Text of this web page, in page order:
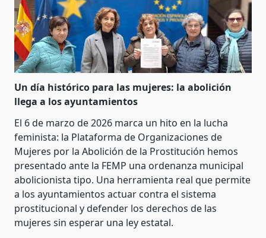
Un día histórico para las mujeres: la abolición
llega a los ayuntamientos
El 6 de marzo de 2026 marca un hito en la lucha
feminista: la Plataforma de Organizaciones de
Mujeres por la Abolición de la Prostitución hemos
presentado ante la FEMP una ordenanza municipal
abolicionista tipo. Una herramienta real que permite
a los ayuntamientos actuar contra el sistema
prostitucional y defender los derechos de las
mujeres sin esperar una ley estatal.